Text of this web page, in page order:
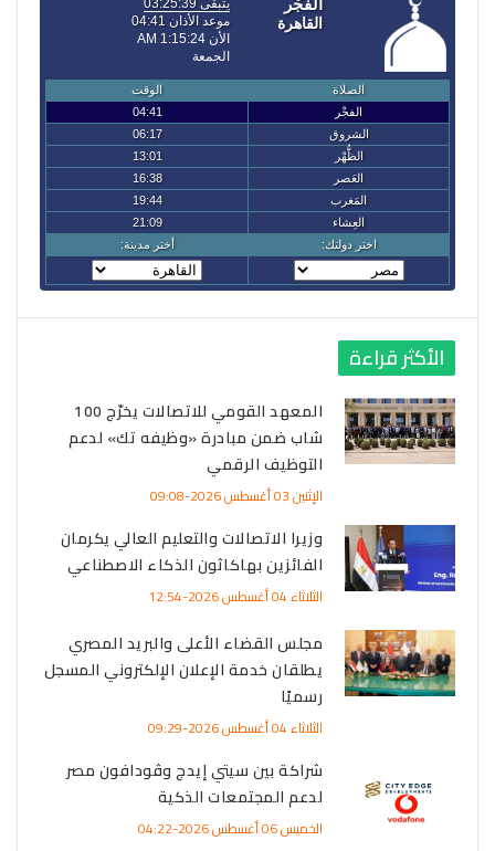
الأكثر قراءة
المعهد القومي للاتصالات يخرّج 100
شاب ضمن مبادرة «وظيفه تك» لدعم
التوظيف الرقمي
الإثنين 03 أغسطس 2026-09:08
وزيرا الاتصالات والتعليم العالي يكرمان
الفائزين بهاكاثون الذكاء الاصطناعي
الثلاثاء 04 أغسطس 2026-12:54
مجلس القضاء الأعلى والبريد المصري
يطلقان خدمة الإعلان الإلكتروني المسجل
رسميًا
الثلاثاء 04 أغسطس 2026-09:29
شراكة بين سيتي إيدج وڤودافون مصر
لدعم المجتمعات الذكية
الخميس 06 أغسطس 2026-04:22